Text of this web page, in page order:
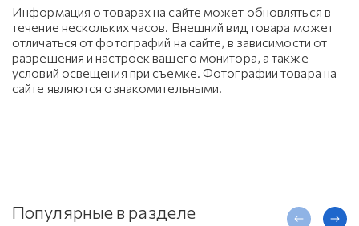
Информация о товарах на сайте может обновляться в
течение нескольких часов. Внешний вид товара может
отличаться от фотографий на сайте, в зависимости от
разрешения и настроек вашего монитора, а также
условий освещения при съемке. Фотографии товара на
сайте являются ознакомительными.
Популярные в разделе